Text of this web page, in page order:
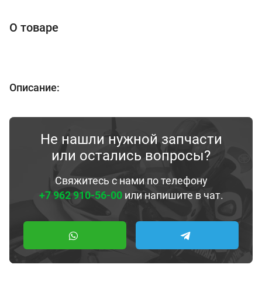
О товаре
Описание:
Не нашли нужной запчасти
или остались вопросы?
Свяжитесь с нами по телефону
+7 962 910-56-00или напишите в чат.